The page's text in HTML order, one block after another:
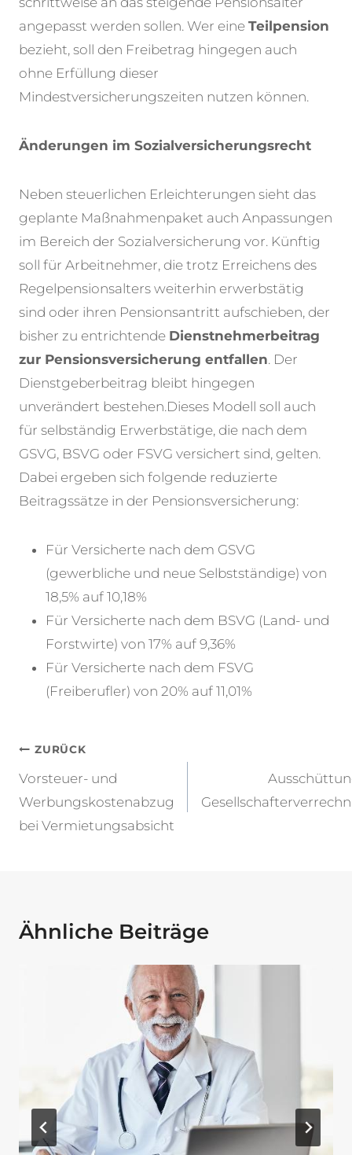
angepasst werden sollen. Wer eine Teilpension
bezieht, soll den Freibetrag hingegen auch
ohne Erfüllung dieser
Mindestversicherungszeiten nutzen können.
Änderungen im Sozialversicherungsrecht
Neben steuerlichen Erleichterungen sieht das
geplante Maßnahmenpaket auch Anpassungen
im Bereich der Sozialversicherung vor. Künftig
soll für Arbeitnehmer, die trotz Erreichens des
Regelpensionsalters weiterhin erwerbstätig
sind oder ihren Pensionsantritt aufschieben, der
bisher zu entrichtende Dienstnehmerbeitrag
zur Pensionsversicherung entfallen. Der
Dienstgeberbeitrag bleibt hingegen
unverändert bestehen.Dieses Modell soll auch
für selbständig Erwerbstätige, die nach dem
GSVG, BSVG oder FSVG versichert sind, gelten.
Dabei ergeben sich folgende reduzierte
Beitragssätze in der Pensionsversicherung:
Für Versicherte nach dem GSVG
(gewerbliche und neue Selbstständige) von
18,5% auf 10,18%
Für Versicherte nach dem BSVG (Land- und
Forstwirte) von 17% auf 9,36%
Für Versicherte nach dem FSVG
(Freiberufler) von 20% auf 11,01%
Beitragsnavigation
ZURÜCK
Vorsteuer- und
Werbungskostenabzug
bei Vermietungsabsicht
Ähnliche Beiträge